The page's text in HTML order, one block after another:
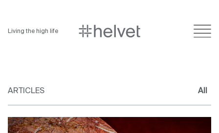
Living the high life
ARTICLES All